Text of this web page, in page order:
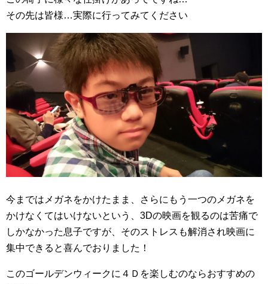
その先は皆様…実際に行ってみてください
今まではメガネをかけたまま、さらにもう一つのメガネを
かけなくてはいけないという、3Dの映画を観るのは苦痛で
しかなかった息子ですが、そのストレスも解消され映画に
集中できると喜んでおりました！
このゴールデンウィークに４Ｄを楽しむのならおすすめの